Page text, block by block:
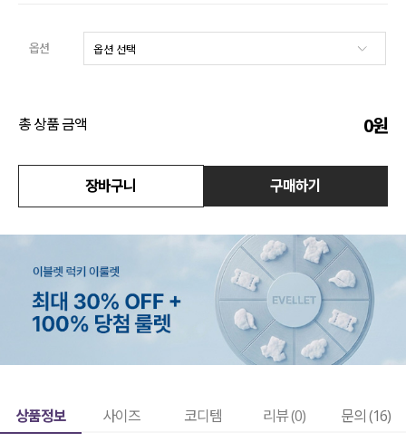
코디템
옵션
총 상품 금액 0원
장바구니 구매하기
상품정보 사이즈 코디템 리뷰 (0) 문의 (16)